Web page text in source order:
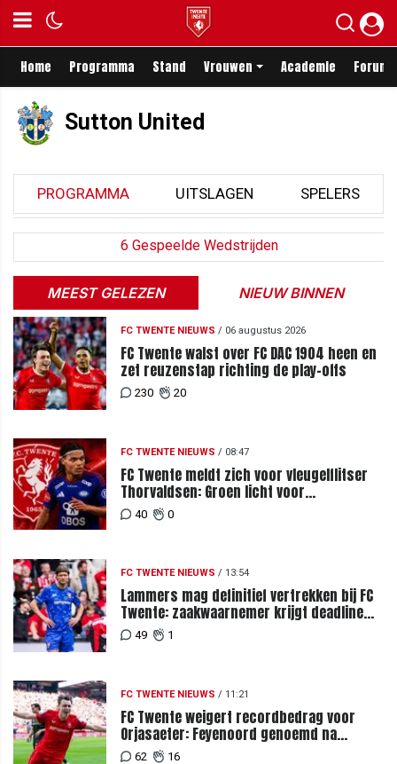
Home Programma Stand Vrouwen Academie Forum
Sutton United
PROGRAMMA UITSLAGEN SPELERS
6 Gespeelde Wedstrijden
MEEST GELEZEN NIEUW BINNEN
FC TWENTE NIEUWS / 06 augustus 2026
FC Twente walst over FC DAC 1904 heen en
zet reuzenstap richting de play-offs
230 20
FC TWENTE NIEUWS / 08:47
FC Twente meldt zich voor vleugelflitser
Thorvaldsen: Groen licht voor
miljoenenbod
40 0
FC TWENTE NIEUWS / 13:54
Lammers mag definitief vertrekken bij FC
Twente: zaakwaarnemer krijgt deadline
vanwege komst vervanger
49 1
FC TWENTE NIEUWS / 11:21
FC Twente weigert recordbedrag voor
Orjasaeter: Feyenoord genoemd na
megabod
62 16